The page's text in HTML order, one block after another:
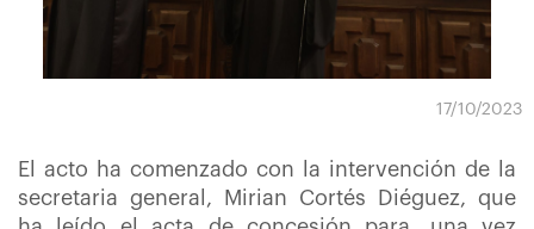
17/10/2023
El acto ha comenzado con la intervención de la
secretaria general, Mirian Cortés Diéguez, que